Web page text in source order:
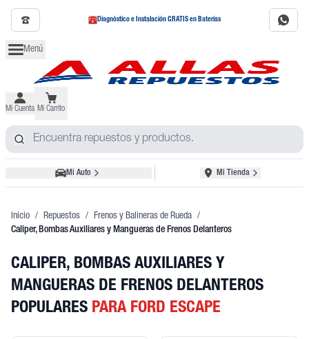
Diagnóstico e Instalación GRATIS en Baterías
Menú
Mi Cuenta Mi Carrito
Mi Auto Mi Tienda
Inicio / Repuestos / Frenos y Balineras de Rueda /
Caliper, Bombas Auxiliares y Mangueras de Frenos Delanteros
CALIPER, BOMBAS AUXILIARES Y
MANGUERAS DE FRENOS DELANTEROS
POPULARES PARA FORD ESCAPE